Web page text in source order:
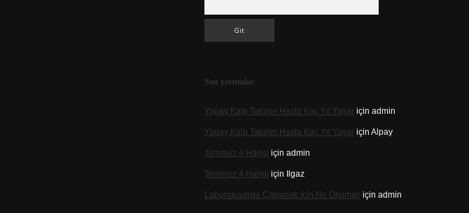
Son yorumlar
Yapay Kalp Takılan Hasta Kaç Yıl Yaşariçin admin
Yapay Kalp Takılan Hasta Kaç Yıl Yaşariçin Alpay
Temmuz 4 Hangi için admin
Temmuz 4 Hangi için Ilgaz
Laboratuvarda Çalışmak Için Ne Okumalı için admin